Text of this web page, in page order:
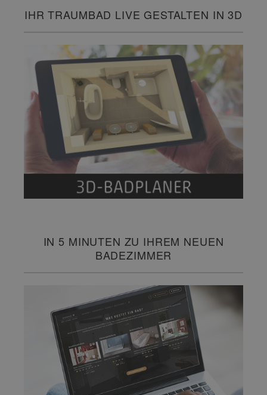
IHR TRAUMBAD LIVE GESTALTEN IN 3D
IN 5 MINUTEN ZU IHREM NEUEN
BADEZIMMER